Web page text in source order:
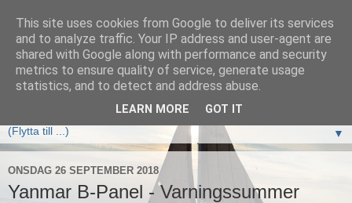
Elan333 Vilja
www.elan333.se - en blogg om båten, seglingar, havet och
allt som hör därtill
▼
ONSDAG 26 SEPTEMBER 2018
Yanmar B-Panel - Varningssummer
This site uses cookies from Google to deliver its services
and to analyze traffic. Your IP address and user-agent are
shared with Google along with performance and security
metrics to ensure quality of service, generate usage
statistics, and to detect and address abuse.
LEARN MORE GOT IT